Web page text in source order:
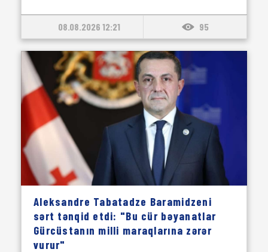
08.08.2026 12:21 95
Aleksandre Tabatadze Baramidzeni
sərt tənqid etdi: "Bu cür bəyanatlar
Gürcüstanın milli maraqlarına zərər
vurur"